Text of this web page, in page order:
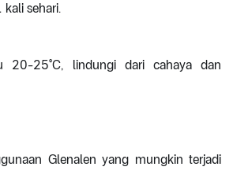
sehari.
20-25°C, lindungi dari cahaya dan
Glenalen yang mungkin terjadi